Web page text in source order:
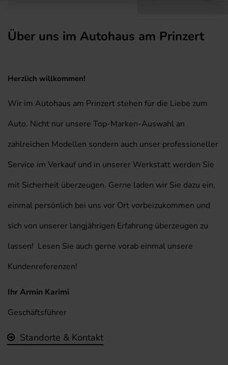
Über uns im Autohaus am Prinzert
Herzlich willkommen!
Wir im Autohaus am Prinzert stehen für die Liebe zum
Auto. Nicht nur unsere Top-Marken-Auswahl an
zahlreichen Modellen sondern auch unser professioneller
Service im Verkauf und in unserer Werkstatt werden Sie
mit Sicherheit überzeugen. Gerne laden wir Sie dazu ein,
einmal persönlich bei uns vor Ort vorbeizukommen und
sich von unserer langjährigen Erfahrung überzeugen zu
lassen! Lesen Sie auch gerne vorab einmal unsere
Kundenreferenzen!
Ihr Armin Karimi
Geschäftsführer
Standorte & Kontakt